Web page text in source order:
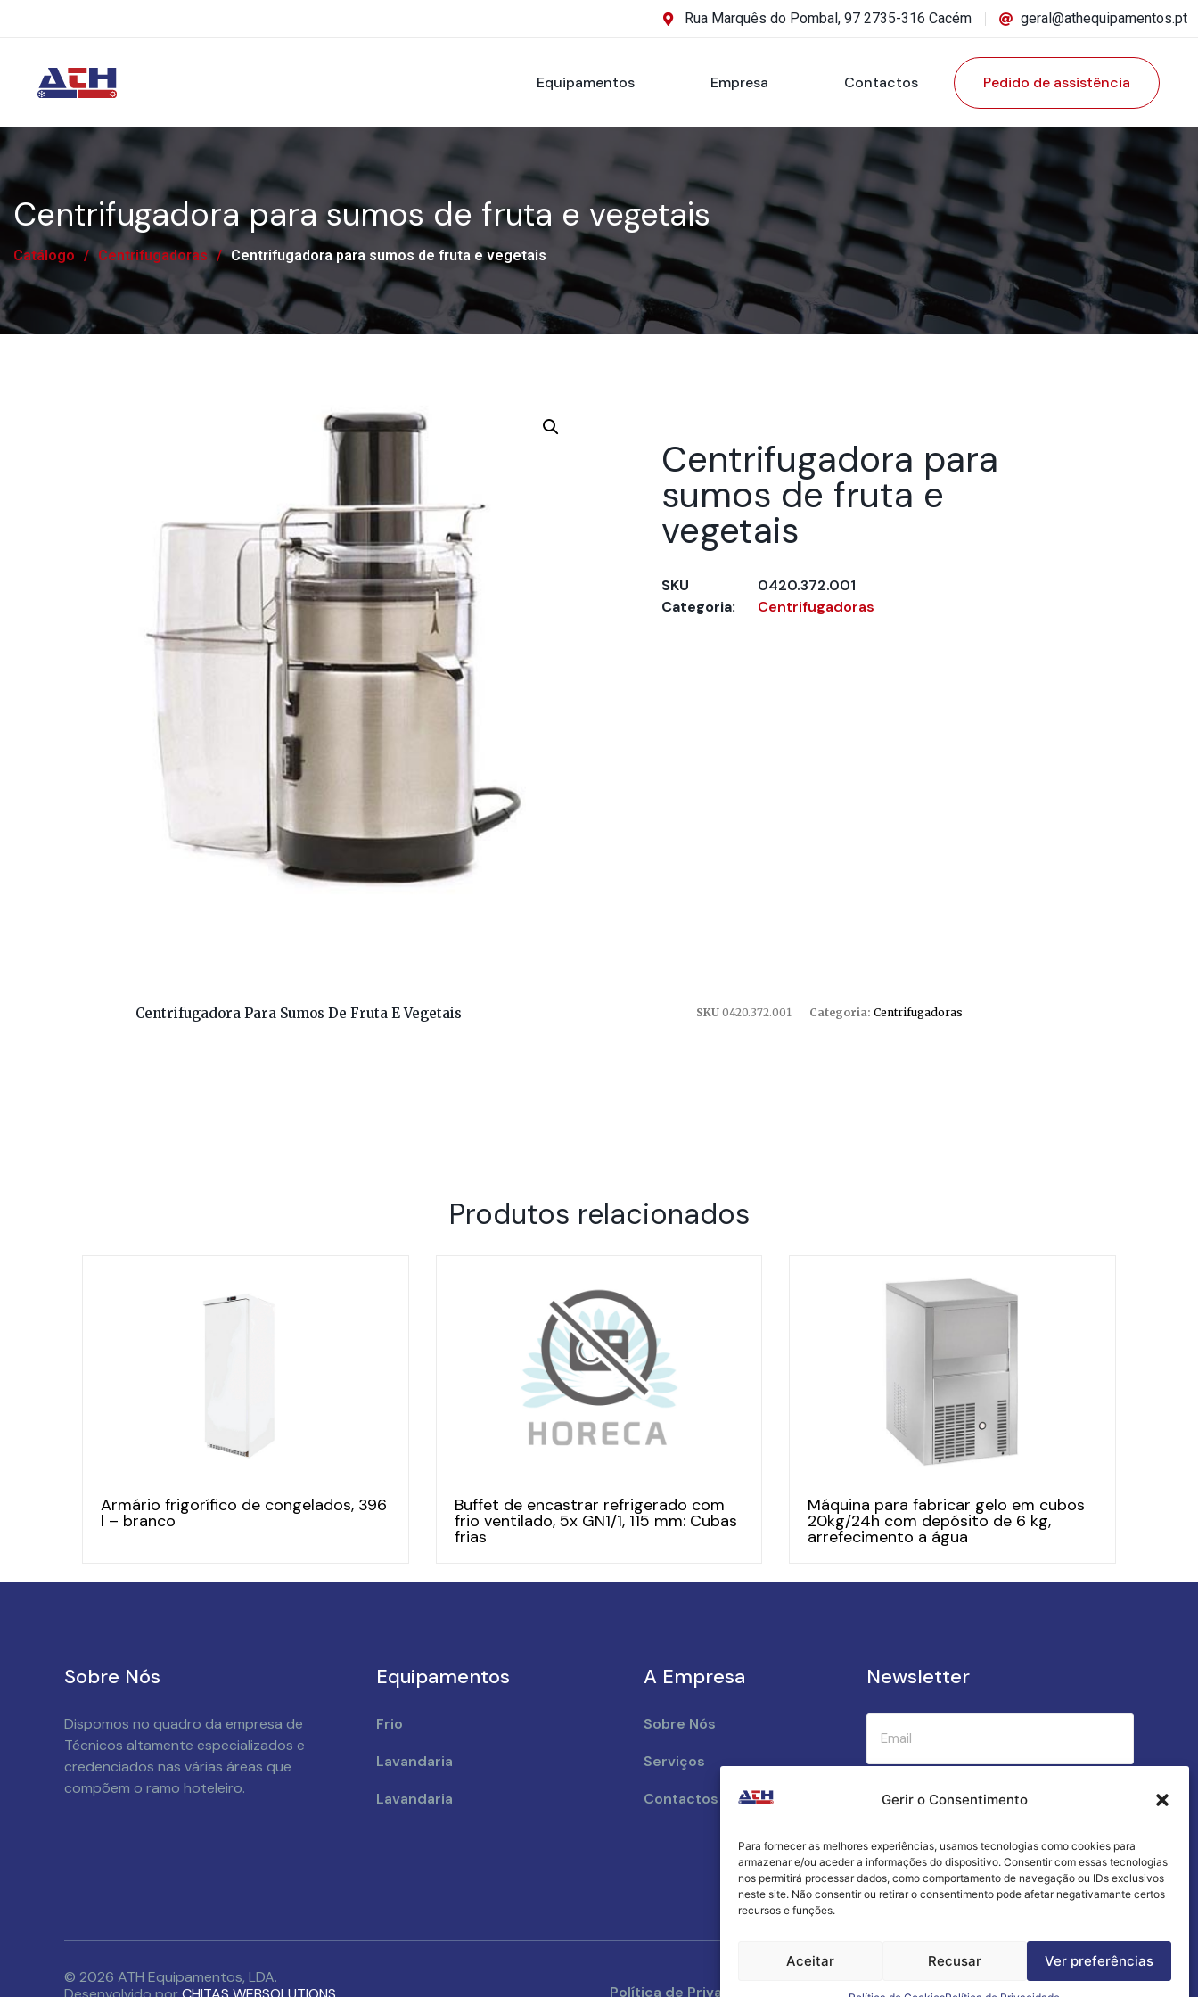
Gerir o Consentimento
Para fornecer as melhores experiências, usamos tecnologias como cookies para
armazenar e/ou aceder a informações do dispositivo. Consentir com essas tecnologias
nos permitirá processar dados, como comportamento de navegação ou IDs exclusivos
neste site. Não consentir ou retirar o consentimento pode afetar negativamante certos
recursos e funções.
Aceitar Recusar Ver preferências
Rua Marquês do Pombal, 97 2735-316 Cacém geral@athequipamentos.pt
Equipamentos Empresa Contactos Pedido de assistência
Centrifugadora para sumos de fruta e vegetais
Catálogo / Centrifugadoras / Centrifugadora para sumos de fruta e vegetais
Centrifugadora para
sumos de fruta e
vegetais
SKU
0420.372.001
Categoria:
Centrifugadoras
Centrifugadora Para Sumos De Fruta E Vegetais SKU 0420.372.001 Categoria: Centrifugadoras
Produtos relacionados
Armário frigorífico de congelados, 396
l – branco
Buffet de encastrar refrigerado com
frio ventilado, 5x GN1/1, 115 mm: Cubas
frias
Máquina para fabricar gelo em cubos
20kg/24h com depósito de 6 kg,
arrefecimento a água
Sobre Nós
Dispomos no quadro da empresa de
Técnicos altamente especializados e
credenciados nas várias áreas que
compõem o ramo hoteleiro.
Equipamentos
Frio
Lavandaria
Lavandaria
A Empresa
Sobre Nós
Serviços
Contactos
Newsletter
Submeter
Criamos a cozinha perfeita para o seu
sucesso gastronómico!
© 2026 ATH Equipamentos, LDA.
Política de Privacidade Termos e Condições Livro de Reclamações